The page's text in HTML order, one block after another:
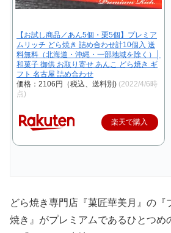
【お試し商品／あん5個・栗5個】プレミア
ムリッチ どら焼き 詰め合わせ計10個入 送
料無料（北海道・沖縄・一部地域を除く）│
和菓子 御供 お取り寄せ あんこ どら焼き ギ
フト 名古屋 詰め合わせ
価格：2106円（税込、送料別) (2022/4/6時
点)
楽天で購入
どら焼き専門店『菓匠華美月』の『
焼き』がプレミアムであるひとつめ